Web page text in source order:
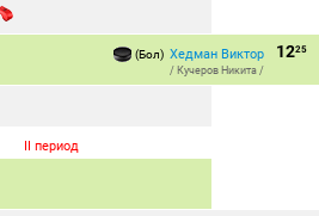
1225
(Бол) Хедман Виктор
/ Кучеров Никита /
II период